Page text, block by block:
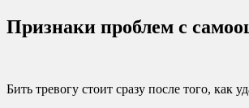
Признаки проблем с
Бить тревогу стоит сразу после того, как